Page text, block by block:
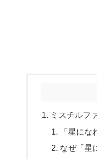
ミスチルフ
「星に
なぜ「星